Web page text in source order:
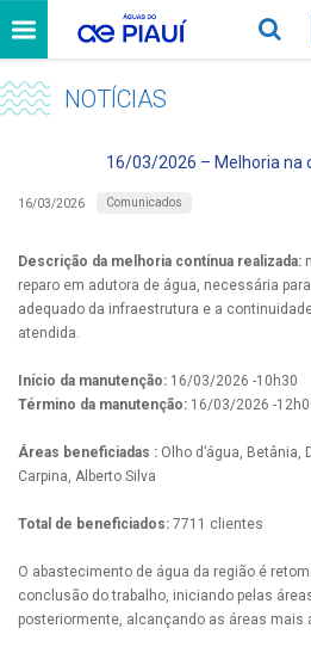
NOTÍCIAS
16/03/2026 – Melhoria na
16/03/2026 Comunicados
Descrição da melhoria contínua realizada:
reparo em adutora de água, necessária
adequado da infraestrutura e a
atendida.
Início da manutenção: 16/03/2026 -10h30
Término da manutenção: 16/03/2026 -
Áreas beneficiadas : Olho d’água, Betânia,
Carpina, Alberto Silva
Total de beneficiados: 7711 clientes
O abastecimento de água da região é
conclusão do trabalho, iniciando pelas
posteriormente, alcançando as áreas mais